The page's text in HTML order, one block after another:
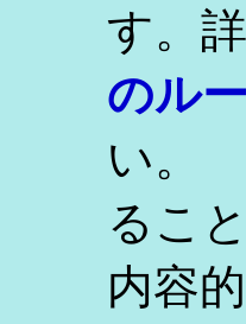
す。
のルー
い。
るこ
内容